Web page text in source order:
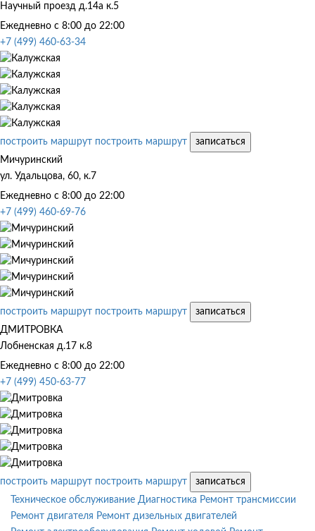
Научный проезд д.14а к.5
Ежедневно с 8:00 до 22:00
+7 (499) 460-63-34
построить маршрут построить маршрут
записаться
Мичуринский
ул. Удальцова, 60, к.7
Ежедневно с 8:00 до 22:00
+7 (499) 460-69-76
построить маршрут построить маршрут
записаться
ДМИТРОВКА
Лобненская д.17 к.8
Ежедневно с 8:00 до 22:00
+7 (499) 450-63-77
построить маршрут построить маршрут
записаться
Техническое обслуживание Диагностика Ремонт трансмиссии
Ремонт двигателя Ремонт дизельных двигателей